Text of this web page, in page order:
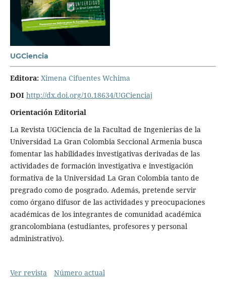
UGCiencia
Editora: Ximena Cifuentes Wchima
DOI http://dx.doi.org/10.18634/UGCienciaj
Orientación Editorial
La Revista UGCiencia de la Facultad de Ingenierías de la
Universidad La Gran Colombia Seccional Armenia busca
fomentar las habilidades investigativas derivadas de las
actividades de formación investigativa e investigación
formativa de la Universidad La Gran Colombia tanto de
pregrado como de posgrado. Además, pretende servir
como órgano difusor de las actividades y preocupaciones
académicas de los integrantes de comunidad académica
grancolombiana (estudiantes, profesores y personal
administrativo).
Ver revista Número actual